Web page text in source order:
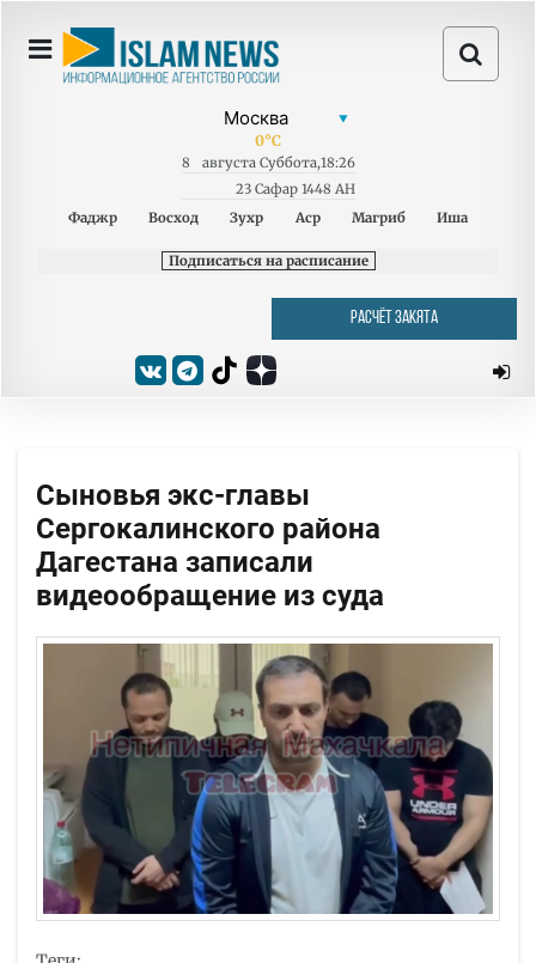
0°C
8 августа Суббота,18:26
23 Сафар 1448 AH
Фаджр
Восход Зухр Аср Магриб Иша
Подписаться на расписание
РАСЧЁТ ЗАКЯТА
Сыновья экс-главы
Сергокалинского района
Дагестана записали
видеообращение из суда